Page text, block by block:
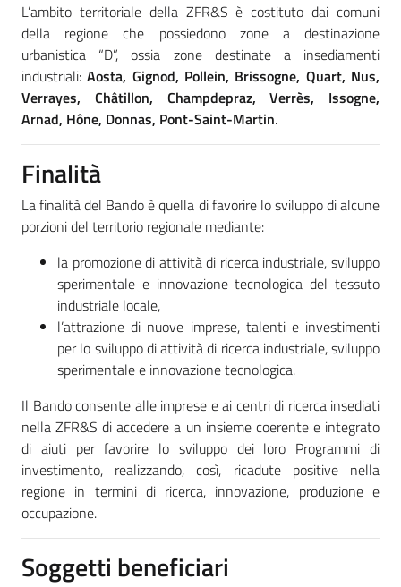
L’ambito territoriale della ZFR&S è costituto dai comuni
della regione che possiedono zone a destinazione
urbanistica “D”, ossia zone destinate a insediamenti
industriali:Aosta, Gignod, Pollein, Brissogne, Quart, Nus,
Verrayes, Châtillon, Champdepraz, Verrès, Issogne,
Arnad, Hône, Donnas, Pont-Saint-Martin.
Finalità
La finalità del Bando è quella di favorire lo sviluppo di alcune
porzioni del territorio regionale mediante:
la promozione di attività di ricerca industriale, sviluppo
sperimentale e innovazione tecnologica del tessuto
industriale locale,
l’attrazione di nuove imprese, talenti e investimenti
per lo sviluppo di attività di ricerca industriale, sviluppo
sperimentale e innovazione tecnologica.
Il Bando consente alle imprese e ai centri di ricerca insediati
nella ZFR&S di accedere a un insieme coerente e integrato
di aiuti per favorire lo sviluppo dei loro Programmi di
investimento, realizzando, così, ricadute positive nella
regione in termini di ricerca, innovazione, produzione e
occupazione.
Soggetti beneficiari